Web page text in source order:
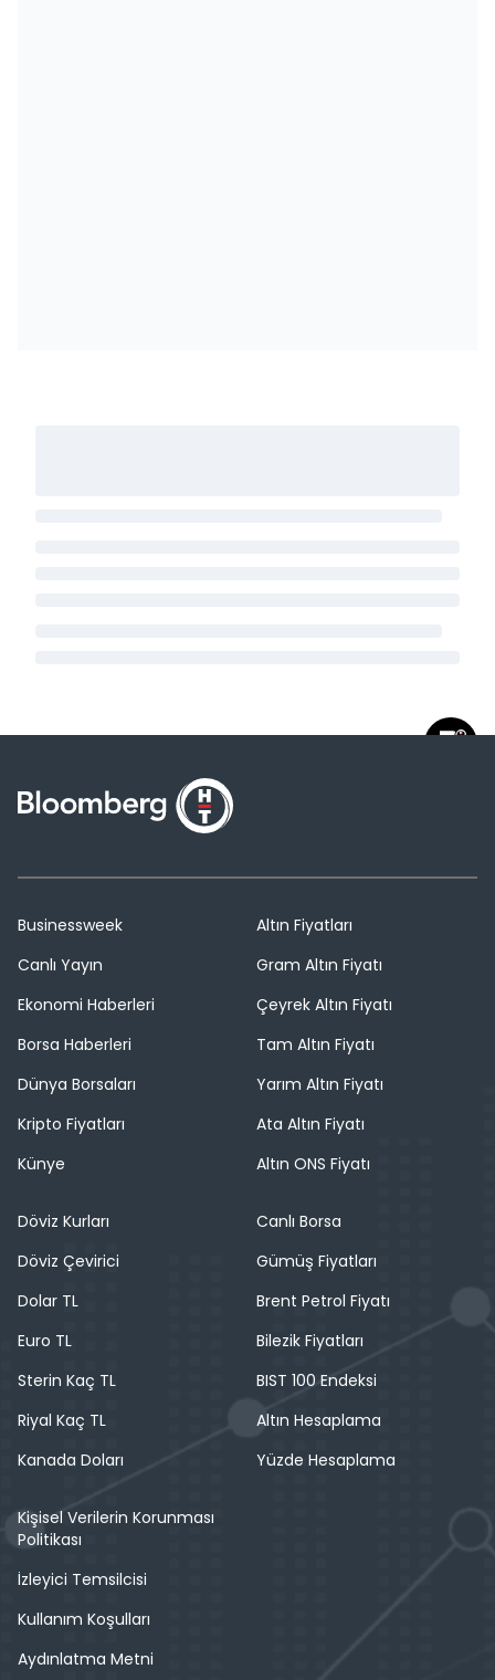
Businessweek
Canlı Yayın
Ekonomi Haberleri
Borsa Haberleri
Dünya Borsaları
Kripto Fiyatları
Künye
Altın Fiyatları
Gram Altın Fiyatı
Çeyrek Altın Fiyatı
Tam Altın Fiyatı
Yarım Altın Fiyatı
Ata Altın Fiyatı
Altın ONS Fiyatı
Döviz Kurları
Döviz Çevirici
Dolar TL
Euro TL
Sterin Kaç TL
Riyal Kaç TL
Kanada Doları
Canlı Borsa
Gümüş Fiyatları
Brent Petrol Fiyatı
Bilezik Fiyatları
BIST 100 Endeksi
Altın Hesaplama
Yüzde Hesaplama
Kişisel Verilerin Korunması
Politikası
İzleyici Temsilcisi
Kullanım Koşulları
Aydınlatma Metni